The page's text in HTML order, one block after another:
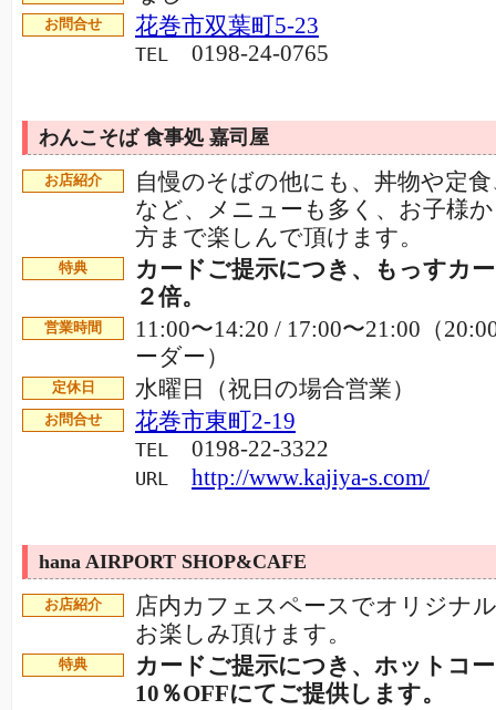
お問合せ 花巻市双葉町5-23
TEL 0198-24-0765
わんこそば 食事処 嘉司屋
お店紹介
自慢のそばの他にも、丼物や定
など、メニューも多く、お子様
方まで楽しんで頂けます。
特典
カードご提示につき、もっすカ
２倍。
営業時間
11:00〜14:20 / 17:00〜21:00（
ーダー）
定休日 水曜日（祝日の場合営業）
お問合せ 花巻市東町2-19
TEL 0198-22-3322
URL http://www.kajiya-s.com/
hana AIRPORT SHOP&CAFE
お店紹介
店内カフェスペースでオリジナ
お楽しみ頂けます。
特典
カードご提示につき、ホットコ
10％OFFにてご提供します。